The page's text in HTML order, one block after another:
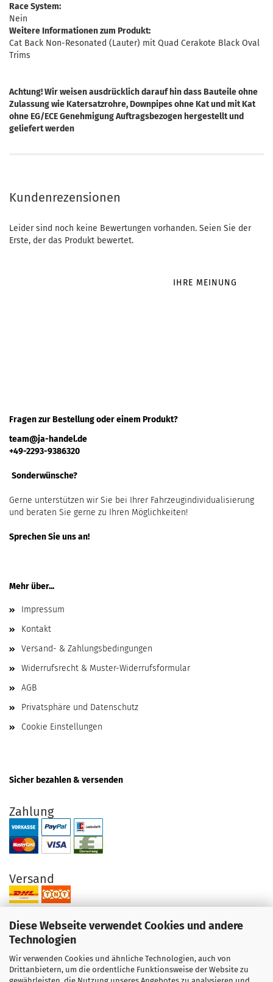
Diese Webseite verwendet Cookies und andere
Technologien
Wir verwenden Cookies und ähnliche Technologien, auch von
Drittanbietern, um die ordentliche Funktionsweise der Website zu
gewährleisten, die Nutzung unseres Angebotes zu analysieren und
Race System:
Nein
Weitere Informationen zum Produkt:
Cat Back Non-Resonated (Lauter) mit Quad Cerakote Black Oval
Trims
Achtung! Wir weisen ausdrücklich darauf hin dass Bauteile ohne
Zulassung wie Katersatzrohre, Downpipes ohne Kat und mit Kat
ohne EG/ECE Genehmigung Auftragsbezogen hergestellt und
geliefert werden
Kundenrezensionen
Leider sind noch keine Bewertungen vorhanden. Seien Sie der
Erste, der das Produkt bewertet.
IHRE MEINUNG
Fragen zur Bestellung oder einem Produkt?
team@ja-handel.de
+49-2293-9386320
Sonderwünsche?
Gerne unterstützen wir Sie bei Ihrer Fahrzeugindividualisierung
und beraten Sie gerne zu Ihren Möglichkeiten!
Sprechen Sie uns an!
Mehr über...
Impressum
Kontakt
Versand- & Zahlungsbedingungen
Widerrufsrecht & Muster-Widerrufsformular
AGB
Privatsphäre und Datenschutz
Cookie Einstellungen
Sicher bezahlen & versenden
Zahlung
Versand
Ihre Vorteile bei uns